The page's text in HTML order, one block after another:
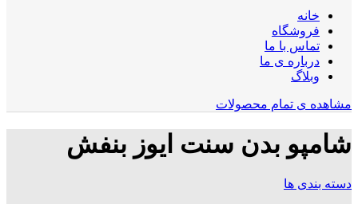
خانه
فروشگاه
تماس با ما
درباره ی ما
وبلاگ
مشاهده ی تمام محصولات
شامپو بدن سنت ایوز بنفش
دسته بندی ها